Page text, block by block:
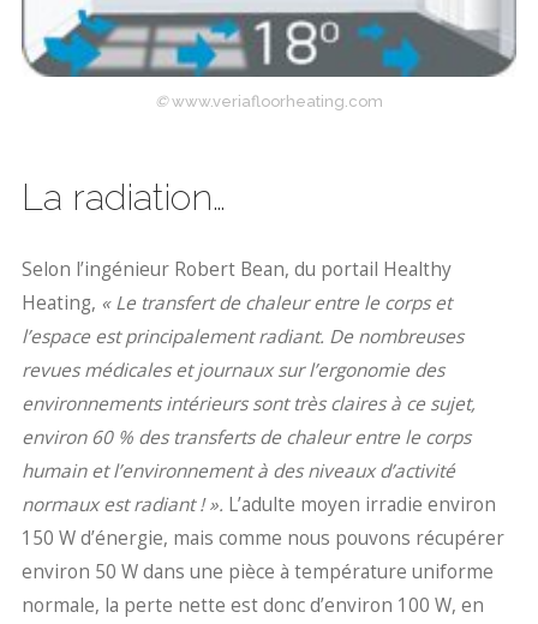
©www.veriafloorheating.com
La radiation…
Selon l’ingénieur Robert Bean, du portail Healthy
Heating, « Le transfert de chaleur entre le corps et
l’espace est principalement radiant. De nombreuses
revues médicales et journaux sur l’ergonomie des
environnements intérieurs sont très claires à ce sujet,
environ 60 % des transferts de chaleur entre le corps
humain et l’environnement à des niveaux d’activité
normaux est radiant ! ». L’adulte moyen irradie environ
150 W d’énergie, mais comme nous pouvons récupérer
environ 50 W dans une pièce à température uniforme
normale, la perte nette est donc d’environ 100 W, en